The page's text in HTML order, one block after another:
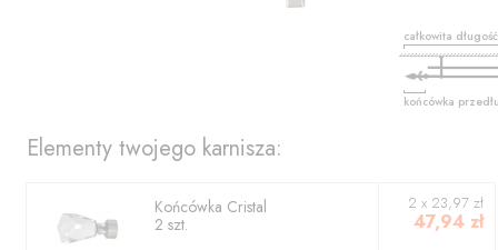
całkowita
końcówka
Elementy twojego karnisza:
Końcówka Cristal
2 szt.
2 x 23,97 zł
47,94 zł